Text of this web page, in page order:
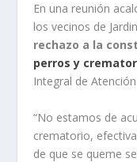
En una reunión
los vecinos de
rechazo a la
perros y
Integral de
“No estamos de
crematorio,
de que se queme